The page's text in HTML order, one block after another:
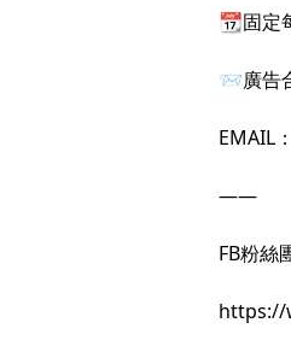
📆固定
📨廣告
EMAIL
——
FB粉絲
https://